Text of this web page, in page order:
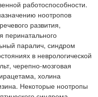
работоспособности.
ноотропов
развития,
перинатального
паралич, синдром
в неврологической
черепно-мозговая
холина
Некоторые ноотропы